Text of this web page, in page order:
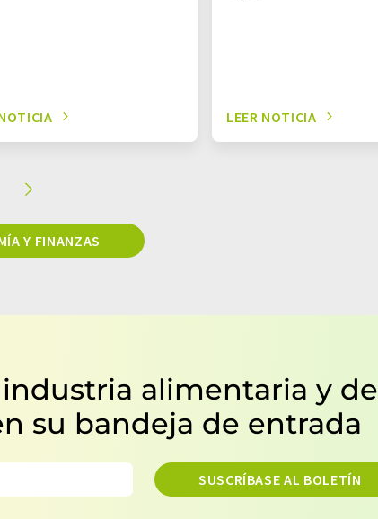
LEER NOTICIA
Y FINANZAS
industria alimentaria y de
su bandeja de entrada
SUSCRÍBASE AL BOLETÍN